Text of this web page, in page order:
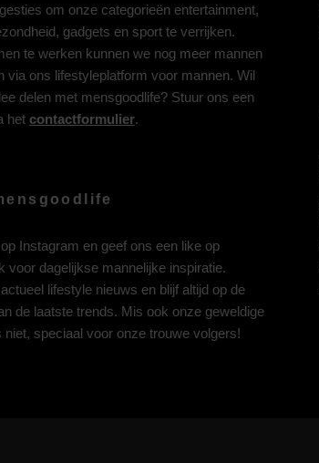
om onze categorieën entertainment,
gadgets en sport te verrijken.
te werken kunnen we nog meer mannen
via ons lifestyleplatform voor mannen. Wil
delen met mensgoodlife? Stuur ons een
het contactformulier.
Instagram en geef ons een like op
voor dagelijkse mannelijke inspiratie.
lifestyle nieuws en blijf altijd op de
de laatste trends. Mis ook onze geweldige
niet, speciaal voor onze trouwe volgers!